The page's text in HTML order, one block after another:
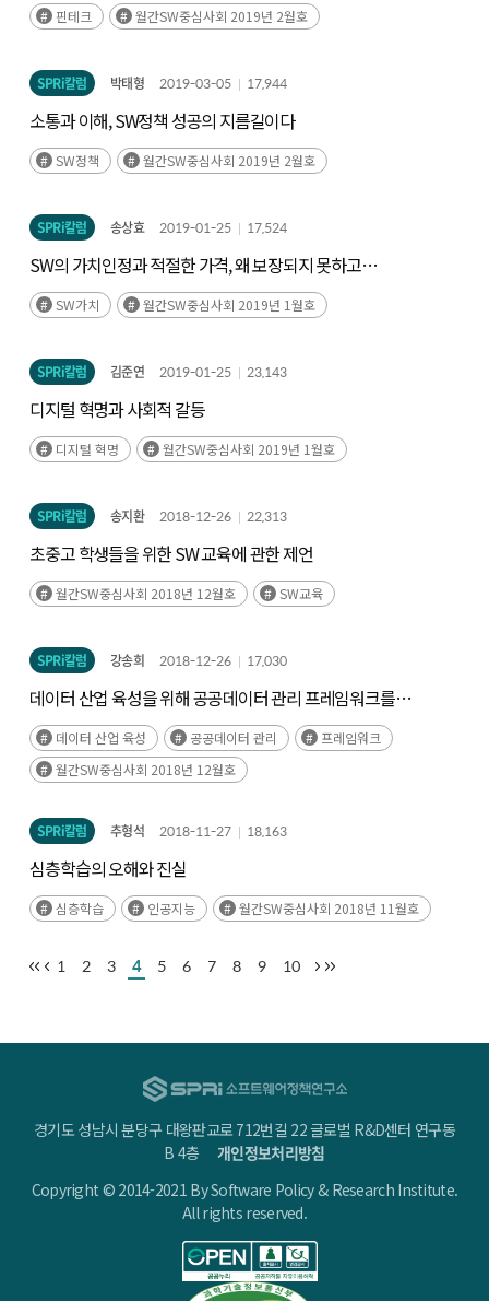
핀테크 월간SW중심사회 2019년 2월호
SPRi칼럼 박태형 2019-03-05 17,944
소통과 이해, SW정책 성공의 지름길이다
SW정책 월간SW중심사회 2019년 2월호
SPRi칼럼 송상효 2019-01-25 17,524
SW의 가치인정과 적절한 가격, 왜 보장되지 못하고
있을까?
SW가치 월간SW중심사회 2019년 1월호
SPRi칼럼 김준연 2019-01-25 23,143
디지털 혁명과 사회적 갈등
디지털 혁명 월간SW중심사회 2019년 1월호
SPRi칼럼 송지환 2018-12-26 22,313
초중고 학생들을 위한 SW 교육에 관한 제언
월간SW중심사회 2018년 12월호 SW교육
SPRi칼럼 강송희 2018-12-26 17,030
데이터 산업 육성을 위해 공공데이터 관리 프레임워크를
개선하자
데이터 산업 육성 공공데이터 관리
프레임워크
월간SW중심사회 2018년 12월호
SPRi칼럼 추형석 2018-11-27 18,163
심층학습의 오해와 진실
심층학습 인공지능 월간SW중심사회 2018년 11월호
1 2 3 4 5 6 7 8 9 10
경기도 성남시 분당구 대왕판교로 712번길 22 글로벌 R&D센터 연구동
B 4층개인정보처리방침
Copyright © 2014-2021 By Software Policy & Research Institute.
All rights reserved.